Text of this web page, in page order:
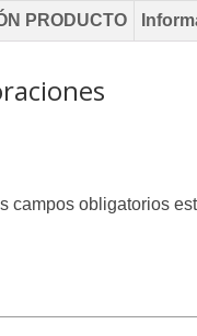
PRODUCTO
campos obligatorios